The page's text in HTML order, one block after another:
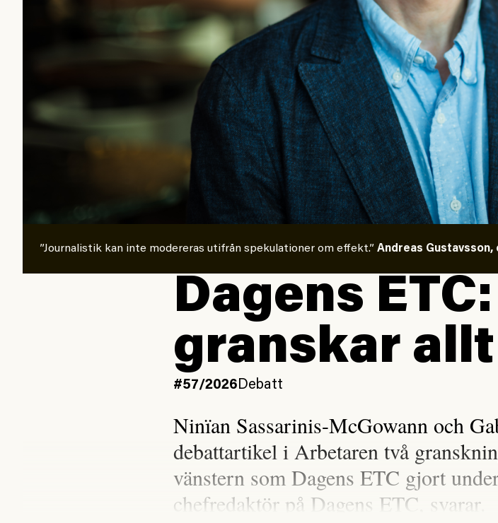
”Journalistik kan inte modereras utifrån spekulationer om effekt.” Andreas Gustavsson,
Dagens
granskar
#57/2026Debatt
Ninïan Sassarinis-McGowann och
debattartikel i Arbetaren två
vänstern som Dagens ETC gjort
chefredaktör på Dagens ETC, svarar.